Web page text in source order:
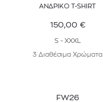
ΑΝΔΡΙΚΟ T-SHIRT
150,00 €
S - XXXL
3 Διαθέσιμα Χρώματα
FW26